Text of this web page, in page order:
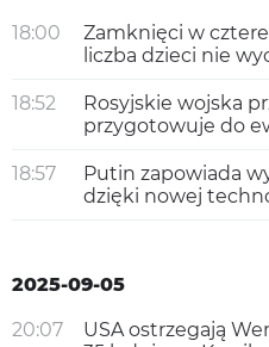
18:00
Zamknięci w
liczba dzieci nie
18:52
Rosyjskie wojska
przygotowuje do
18:57
Putin zapowiada
dzięki nowej
2025-09-05
20:07
USA ostrzegają